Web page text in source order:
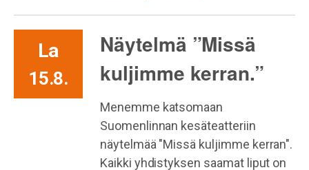
La
15.8.
Näytelmä ”Missä
kuljimme kerran.”
Menemme katsomaan
Suomenlinnan kesäteatteriin
näytelmää "Missä kuljimme kerran".
Kaikki yhdistyksen saamat liput on